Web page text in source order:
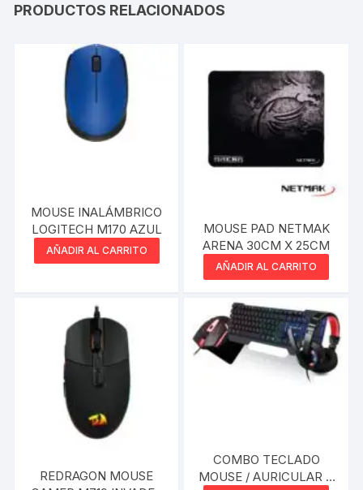
PRODUCTOS RELACIONADOS
MOUSE INALÁMBRICO
LOGITECH M170 AZUL
AÑADIR AL CARRITO
MOUSE PAD NETMAK
ARENA 30CM X 25CM
AÑADIR AL CARRITO
REDRAGON MOUSE
COMBO TECLADO
MOUSE / AURICULAR Y